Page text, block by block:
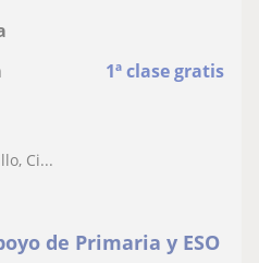
1ª clase gratis
Ci...
de Primaria y ESO